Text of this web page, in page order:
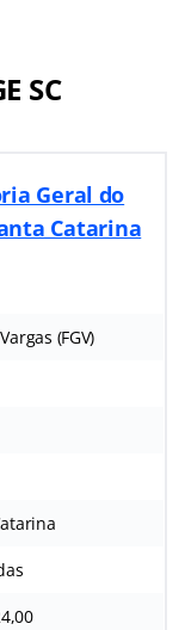
SC
Geral do
Catarina
(FGV)